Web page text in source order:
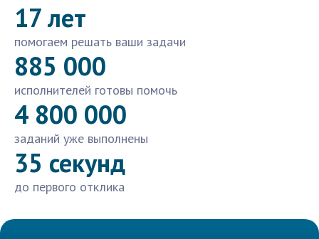
17 лет
помогаем решать ваши задачи
885 000
исполнителей готовы помочь
4 800 000
заданий уже выполнены
35 секунд
до первого отклика